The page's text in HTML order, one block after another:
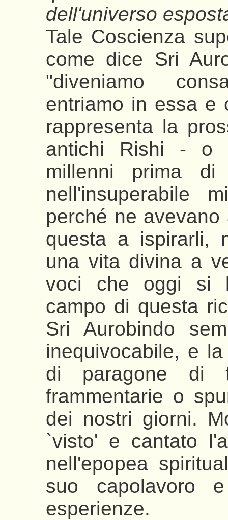
dell'universo
Tale Coscienza
come dice Sri
"diveniamo
entriamo in essa e
rappresenta la
antichi Rishi - o
millenni prima di
nell'insuperabile
perché ne
questa a ispirarli,
una vita divina a
voci che oggi si
campo di questa
Sri Aurobindo
inequivocabile, e
di paragone
frammentarie o
dei nostri giorni.
`visto' e cantato
nell'epopea
suo capolavoro
esperienze.